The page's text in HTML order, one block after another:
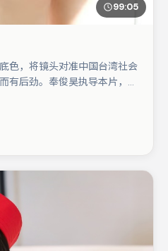
99:05
色，将镜头对准中国台湾社会
有后劲。奉俊昊执导本片，在
构成全片情感锚点，白宇则以
节奏紧凑、反转有度，值得列